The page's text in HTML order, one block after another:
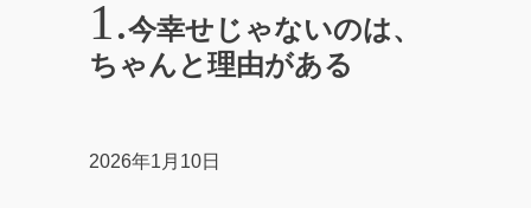
今幸せじゃないのは、
ちゃんと理由がある
2026年1月10日